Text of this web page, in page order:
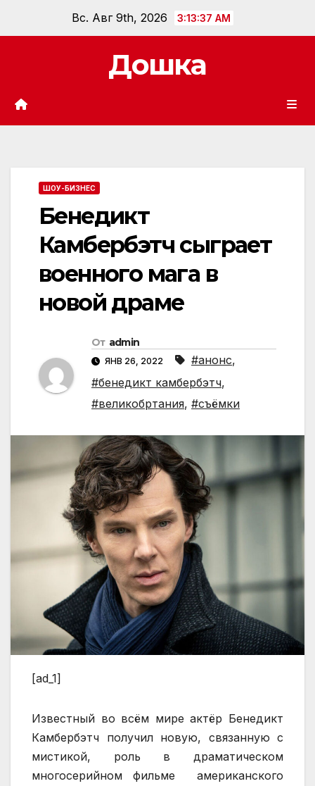
Вс. Авг 9th, 2026 3:13:39 AM
Дошка
ШОУ-БИЗНЕС
Бенедикт
Камбербэтч сыграет
военного мага в
новой драме
От admin
ЯНВ 26, 2022 #анонс,
#бенедикт камбербэтч,
#великобртания, #съёмки
[ad_1]
Известный во всём мире актёр Бенедикт
Камбербэтч получил новую, связанную с
мистикой, роль в драматическом
многосерийном фильме американского